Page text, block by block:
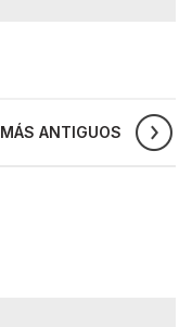
MÁS ANTIGUOS